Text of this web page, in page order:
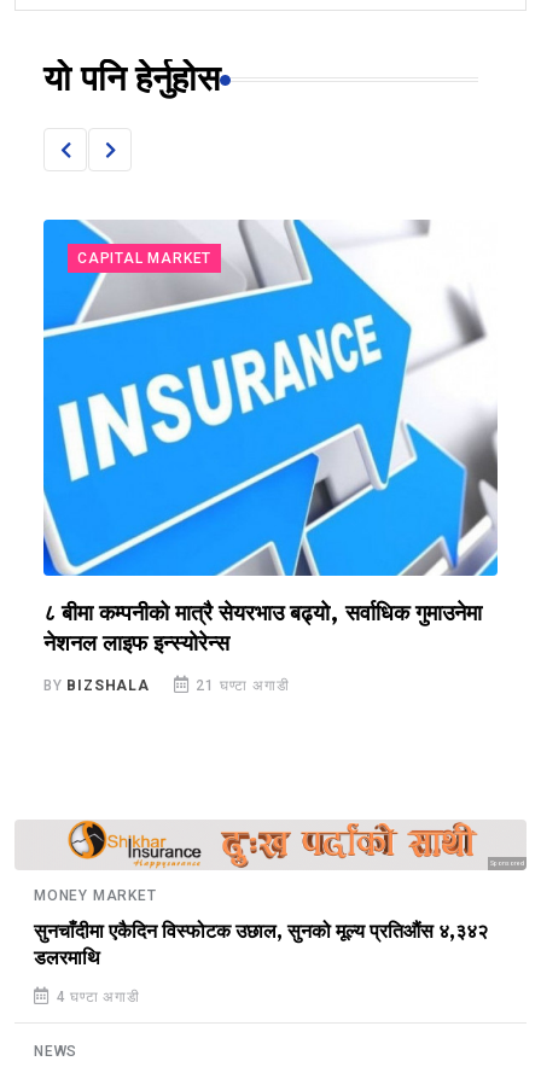
यो पनि हेर्नुहोस
CAPITAL MARKET
८ बीमा कम्पनीको मात्रै सेयरभाउ बढ्यो, सर्वाधिक गुमाउनेमा
नेशनल लाइफ इन्स्योरेन्स
BY BIZSHALA 21 घण्टा अगाडी
Sponsored
MONEY MARKET
सुनचाँदीमा एकैदिन विस्फोटक उछाल, सुनको मूल्य प्रतिऔंस ४,३४२
डलरमाथि
4 घण्टा अगाडी
NEWS